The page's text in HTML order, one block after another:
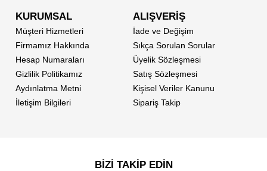
KURUMSAL
Müşteri Hizmetleri
Firmamız Hakkında
Hesap Numaraları
Gizlilik Politikamız
Aydınlatma Metni
İletişim Bilgileri
ALIŞVERİŞ
İade ve Değişim
Sıkça Sorulan Sorular
Üyelik Sözleşmesi
Satış Sözleşmesi
Kişisel Veriler Kanunu
Sipariş Takip
BİZİ TAKİP EDİN